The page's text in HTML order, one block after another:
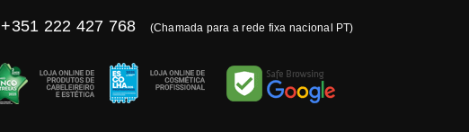
+351 222 427 768 (Chamada para a rede fixa nacional PT)